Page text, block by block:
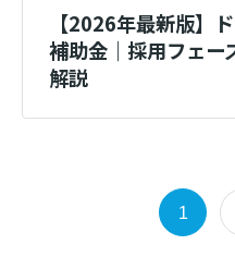
【2026年最新版】
補助金｜採用フェー
解説
1